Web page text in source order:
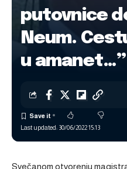
putovnice
Neum.
u amanet…”
Last updated: 30/06/2022 15:13
Svečanom otvorenju